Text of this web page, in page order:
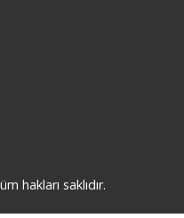
hakları saklıdır.